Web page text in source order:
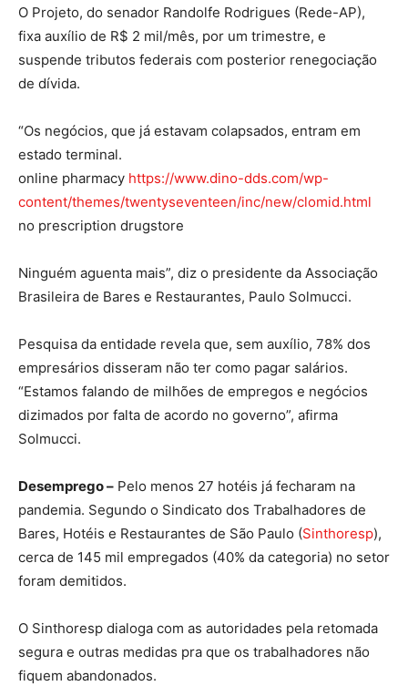
O Projeto, do senador Randolfe Rodrigues (Rede-AP),
fixa auxílio de R$ 2 mil/mês, por um trimestre, e
suspende tributos federais com posterior renegociação
de dívida.
“Os negócios, que já estavam colapsados, entram em
estado terminal.
online pharmacy https://www.dino-dds.com/wp-
content/themes/twentyseventeen/inc/new/clomid.html
no prescription drugstore
Ninguém aguenta mais”, diz o presidente da Associação
Brasileira de Bares e Restaurantes, Paulo Solmucci.
Pesquisa da entidade revela que, sem auxílio, 78% dos
empresários disseram não ter como pagar salários.
“Estamos falando de milhões de empregos e negócios
dizimados por falta de acordo no governo”, afirma
Solmucci.
Desemprego – Pelo menos 27 hotéis já fecharam na
pandemia. Segundo o Sindicato dos Trabalhadores de
Bares, Hotéis e Restaurantes de São Paulo (Sinthoresp),
cerca de 145 mil empregados (40% da categoria) no setor
foram demitidos.
O Sinthoresp dialoga com as autoridades pela retomada
segura e outras medidas pra que os trabalhadores não
fiquem abandonados.